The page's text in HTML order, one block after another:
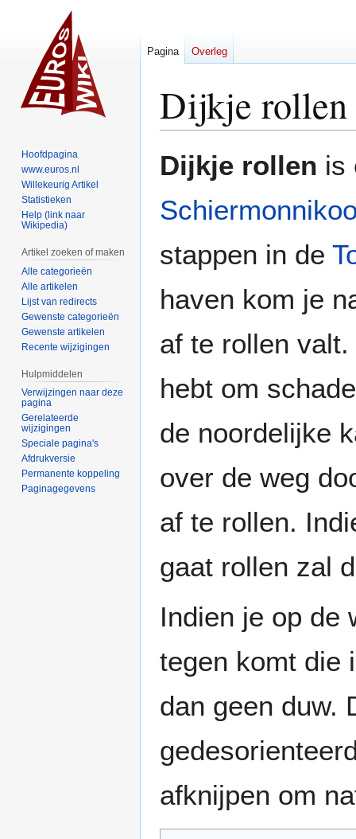
Dijkje rollen
navigatie
zoeken
Dijkje rollen is
stappen in de
haven kom je
af te rollen
hebt om
de noordelijke
over de weg
af te rollen.
gaat rollen zal
Indien je op de
tegen komt die
dan geen duw.
afknijpen om
Pagina Overleg
Hoofdpagina
www.euros.nl
Willekeurig Artikel
Statistieken
Help (link naar
Wikipedia)
Artikel zoeken of maken
Alle categorieën
Alle artikelen
Lijst van redirects
Gewenste categorieën
Gewenste artikelen
Recente wijzigingen
Hulpmiddelen
Verwijzingen naar deze
pagina
Gerelateerde
wijzigingen
Speciale pagina's
Afdrukversie
Permanente koppeling
Paginagegevens